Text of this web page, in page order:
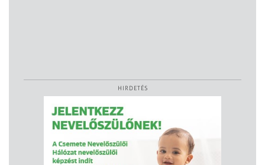
HIRDETÉS